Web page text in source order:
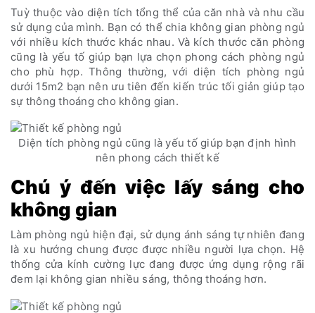
Tuỳ thuộc vào diện tích tổng thể của căn nhà và nhu cầu
sử dụng của mình. Bạn có thể chia không gian phòng ngủ
với nhiều kích thước khác nhau. Và kích thước căn phòng
cũng là yếu tố giúp bạn lựa chọn phong cách phòng ngủ
cho phù hợp. Thông thường, với diện tích phòng ngủ
dưới 15m2 bạn nên ưu tiên đến kiến trúc tối giản giúp tạo
sự thông thoáng cho không gian.
Diện tích phòng ngủ cũng là yếu tố giúp bạn định hình
nên phong cách thiết kế
Chú ý đến việc lấy sáng cho
không gian
Làm phòng ngủ hiện đại, sử dụng ánh sáng tự nhiên đang
là xu hướng chung được được nhiều người lựa chọn. Hệ
thống cửa kính cường lực đang được ứng dụng rộng rãi
đem lại không gian nhiều sáng, thông thoáng hơn.